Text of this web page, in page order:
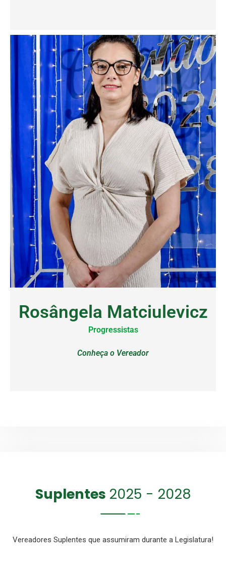
Rosângela Matciulevicz
Progressistas
Conheça o Vereador
Suplentes 2025 - 2028
Vereadores Suplentes que assumiram durante a Legislatura!